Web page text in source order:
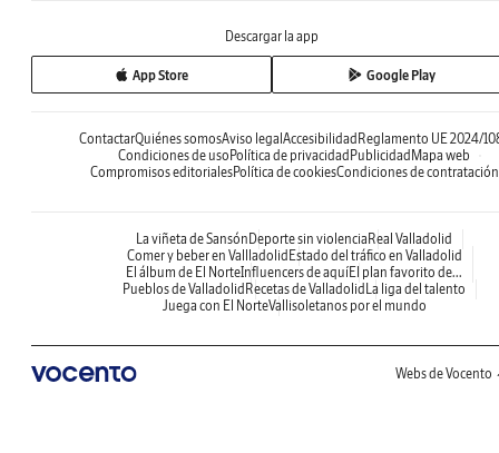
Descargar la app
App Store Google Play
ContactarQuiénes somosAviso legal Accesibilidad Reglamento UE 2024/
Condiciones de uso Política de privacidad Publicidad Mapa web
Compromisos editorialesPolítica de cookiesCondiciones de contratación
La viñeta de Sansón Deporte sin violencia Real Valladolid
Comer y beber en Vallladolid Estado del tráfico en Valladolid
El álbum de El NorteInfluencers de aquíEl plan favorito de...
Pueblos de Valladolid Recetas de Valladolid La liga del talento
Juega con El NorteVallisoletanos por el mundo
Webs de Vocento